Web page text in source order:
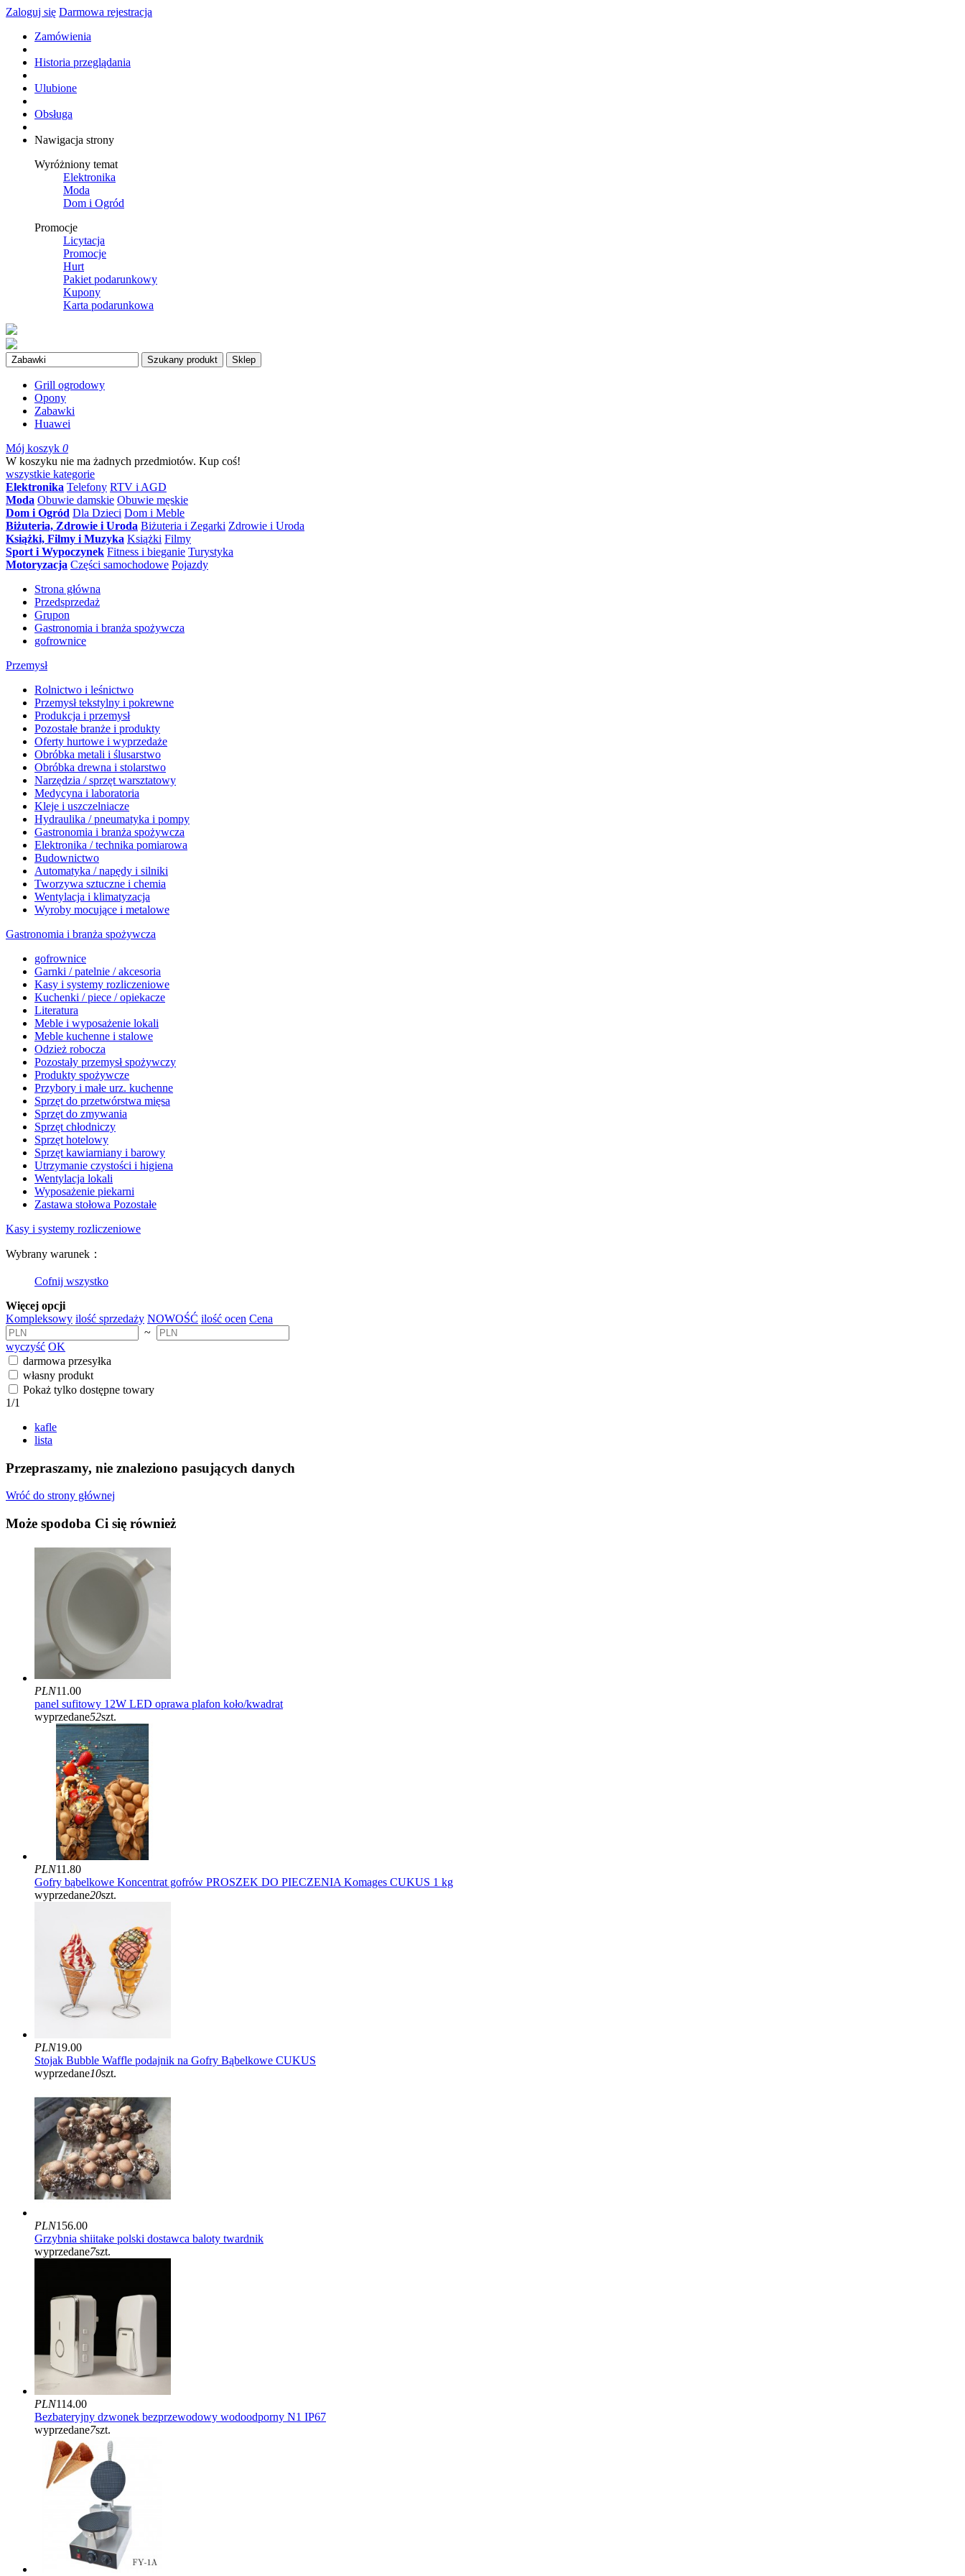
Zaloguj się Darmowa rejestracja
Zamówienia
Historia przeglądania
Ulubione
Obsługa
Nawigacja strony
Wyróżniony temat
Elektronika
Moda
Dom i Ogród
Promocje
Licytacja
Promocje
Hurt
Pakiet podarunkowy
Kupony
Karta podarunkowa
Szukany produkt Sklep
Grill ogrodowy
Opony
Zabawki
Huawei
Mój koszyk 0
W koszyku nie ma żadnych przedmiotów. Kup coś!
wszystkie kategorie
Elektronika Telefony RTV i AGD
Moda Obuwie damskie Obuwie męskie
Dom i Ogród Dla Dzieci Dom i Meble
Biżuteria, Zdrowie i Uroda Biżuteria i Zegarki Zdrowie i Uroda
Książki, Filmy i Muzyka Książki Filmy
Sport i Wypoczynek Fitness i bieganie Turystyka
Motoryzacja Części samochodowe Pojazdy
Strona główna
Przedsprzedaż
Grupon
Gastronomia i branża spożywcza
gofrownice
Przemysł
Rolnictwo i leśnictwo
Przemysł tekstylny i pokrewne
Produkcja i przemysł
Pozostałe branże i produkty
Oferty hurtowe i wyprzedaże
Obróbka metali i ślusarstwo
Obróbka drewna i stolarstwo
Narzędzia / sprzęt warsztatowy
Medycyna i laboratoria
Kleje i uszczelniacze
Hydraulika / pneumatyka i pompy
Gastronomia i branża spożywcza
Elektronika / technika pomiarowa
Budownictwo
Automatyka / napędy i silniki
Tworzywa sztuczne i chemia
Wentylacja i klimatyzacja
Wyroby mocujące i metalowe
Gastronomia i branża spożywcza
gofrownice
Garnki / patelnie / akcesoria
Kasy i systemy rozliczeniowe
Kuchenki / piece / opiekacze
Literatura
Meble i wyposażenie lokali
Meble kuchenne i stalowe
Odzież robocza
Pozostały przemysł spożywczy
Produkty spożywcze
Przybory i małe urz. kuchenne
Sprzęt do przetwórstwa mięsa
Sprzęt do zmywania
Sprzęt chłodniczy
Sprzęt hotelowy
Sprzęt kawiarniany i barowy
Utrzymanie czystości i higiena
Wentylacja lokali
Wyposażenie piekarni
Zastawa stołowa Pozostałe
Kasy i systemy rozliczeniowe
Wybrany warunek：
Cofnij wszystko
Więcej opcji
Kompleksowy ilość sprzedaży NOWOŚĆ ilość ocen Cena
~
wyczyść OK
darmowa przesyłka
własny produkt
Pokaż tylko dostępne towary
1/1
kafle
lista
Przepraszamy, nie znaleziono pasujących danych
Wróć do strony głównej
Może spodoba Ci się również
PLN11.00
panel sufitowy 12W LED oprawa plafon koło/kwadrat
wyprzedane52szt.
PLN11.80
Gofry bąbelkowe Koncentrat gofrów PROSZEK DO PIECZENIA Komages CUKUS 1 kg
wyprzedane20szt.
PLN19.00
Stojak Bubble Waffle podajnik na Gofry Bąbelkowe CUKUS
wyprzedane10szt.
PLN156.00
Grzybnia shiitake polski dostawca baloty twardnik
wyprzedane7szt.
PLN114.00
Bezbateryjny dzwonek bezprzewodowy wodoodporny N1 IP67
wyprzedane7szt.